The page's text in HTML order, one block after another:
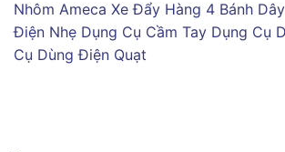
Nhôm Ameca Xe Đẩy Hàng 4 Bánh
Điện Nhẹ Dụng Cụ Cầm Tay Dụng Cụ
Cụ Dùng Điện Quạt